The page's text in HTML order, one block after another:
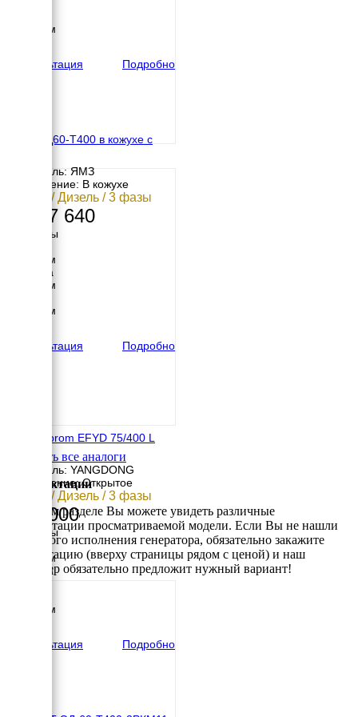
1250 мм
Консультация
Подробно
ЯМЗ АД60-T400 в кожухе с
Двигатель: ЯМЗ
Исполнение: В кожухе
60 кВт / Дизель / 3 фазы
3 457 640
Размеры
2220 мм
Ширина
1040 мм
1420 мм
Консультация
Подробно
Energoprom EFYD 75/400 L
Двигатель: YANGDONG
Исполнение: Открытое
60 кВт / Дизель / 3 фазы
632 000
Размеры
2070 мм
Ширина
1350 мм
Консультация
Подробно
Смотреть все аналоги
Комплектации
В данном разделе Вы можете увидеть различные
комплектации просматриваемой модели. Если Вы не нашли
требуемого исполнения генератора, обязательно закажите
консультацию (вверху страницы рядом с ценой) и наш
менеджер обязательно предложит нужный вариант!